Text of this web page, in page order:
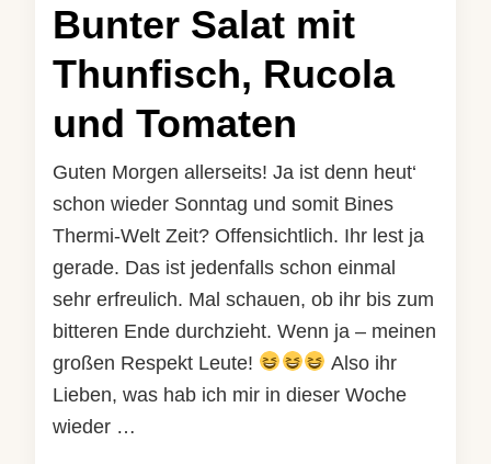
Bunter Salat mit
Thunfisch, Rucola
und Tomaten
Guten Morgen allerseits! Ja ist denn heut‘
schon wieder Sonntag und somit Bines
Thermi-Welt Zeit? Offensichtlich. Ihr lest ja
gerade. Das ist jedenfalls schon einmal
sehr erfreulich. Mal schauen, ob ihr bis zum
bitteren Ende durchzieht. Wenn ja – meinen
großen Respekt Leute!
Also ihr
Lieben, was hab ich mir in dieser Woche
wieder …